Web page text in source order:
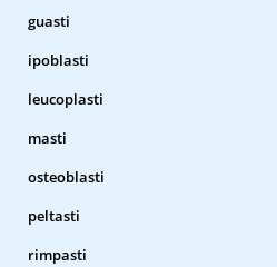
guasti
ipoblasti
leucoplasti
masti
osteoblasti
peltasti
rimpasti